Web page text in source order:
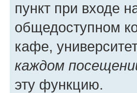
пункт при входе
общедоступном
кафе,
каждом
эту функцию.